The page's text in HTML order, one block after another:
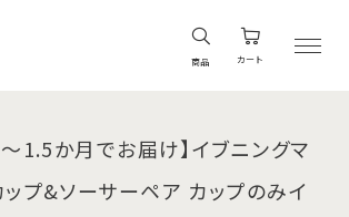
商品 カート
1.5か月でお届け】イブニングマ
ップ&ソーサーペア カップのみイ